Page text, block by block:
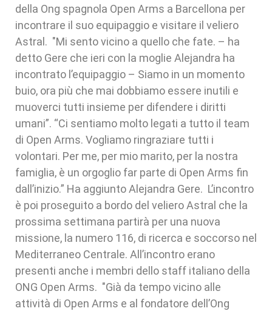
della Ong spagnola Open Arms a Barcellona per
incontrare il suo equipaggio e visitare il veliero
Astral. "Mi sento vicino a quello che fate. – ha
detto Gere che ieri con la moglie Alejandra ha
incontrato l’equipaggio – Siamo in un momento
buio, ora più che mai dobbiamo essere inutili e
muoverci tutti insieme per difendere i diritti
umani”. “Ci sentiamo molto legati a tutto il team
di Open Arms. Vogliamo ringraziare tutti i
volontari. Per me, per mio marito, per la nostra
famiglia, è un orgoglio far parte di Open Arms fin
dall’inizio.” Ha aggiunto Alejandra Gere. L’incontro
è poi proseguito a bordo del veliero Astral che la
prossima settimana partirà per una nuova
missione, la numero 116, di ricerca e soccorso nel
Mediterraneo Centrale. All’incontro erano
presenti anche i membri dello staff italiano della
ONG Open Arms. "Già da tempo vicino alle
attività di Open Arms e al fondatore dell’Ong